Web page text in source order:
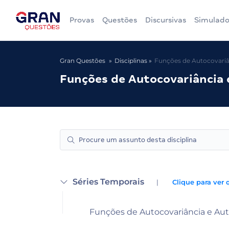
Provas Questões Discursivas
Gran Questões Disciplinas Funções de
Funções de Autocovariância
Séries Temporais | Clique para ver
Funções de Autocovariância e